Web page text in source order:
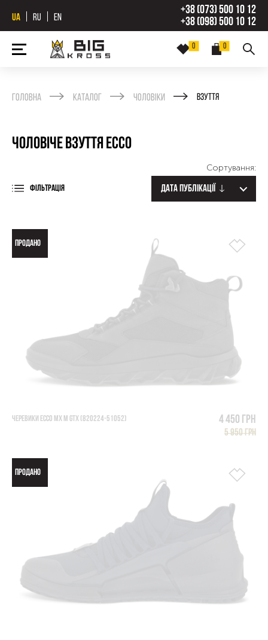
UA RU EN
+38 (073) 500 10 12
+38 (098) 500 10 12
0
0
Головна Каталог Чоловіки Взуття
Чоловіче взуття Ecco
ФІЛЬТРАЦІЯ
Сортування:
Дата публікації
ПРОДАНО
ЧЕРЕВИКИ ECCO MX M GTX (820224-51052) 4 450 грн
5 950 грн
ПРОДАНО